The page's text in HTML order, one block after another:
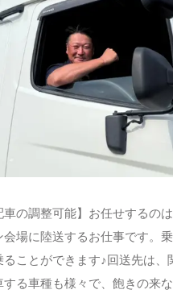
車の調整可能】お任せする
場に陸送するお仕事です。
ことができます♪回送先は
る車種も様々で、飽きの